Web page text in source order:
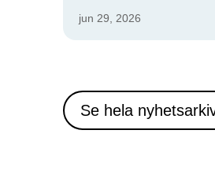
jun 29, 2026
Se hela